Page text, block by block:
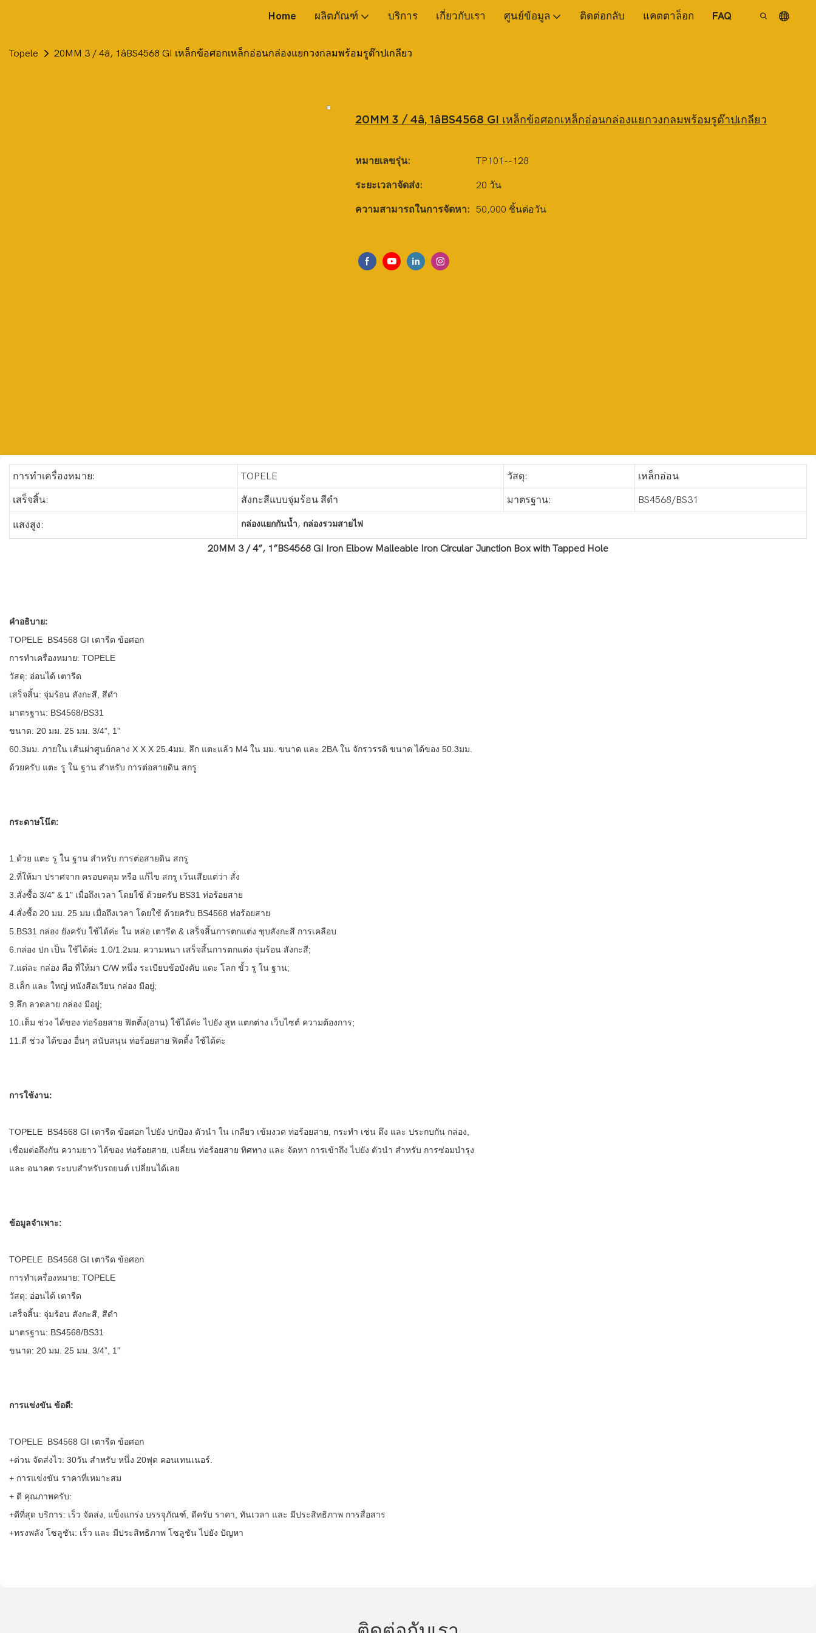
Home ผลิตภัณฑ์ บริการ เกี่ยวกับเรา ศูนย์ข้อมูล ติดต่อกลับ แคตตาล็อก FAQ
Topele 20MM 3 / 4â, 1âBS4568 GI เหล็กข้อศอกเหล็กอ่อนกล่องแยกวงกลมพร้อมรูต๊าปเกลียว
20MM 3 / 4â, 1âBS4568 GI เหล็กข้อศอกเหล็กอ่อนกล่องแยกวงกลมพร้อมรูต๊าปเกลียว
หมายเลขรุ่น: TP101--128
ระยะเวลาจัดส่ง: 20 วัน
ความสามารถในการจัดหา: 50,000 ชิ้นต่อวัน
การทำเครื่องหมาย: TOPELE วัสดุ: เหล็กอ่อน
เสร็จสิ้น: สังกะสีแบบจุ่มร้อน สีดำ มาตรฐาน: BS4568/BS31
แสงสูง: กล่องแยกกันน้ำ, กล่องรวมสายไฟ
20MM 3 / 4”, 1”BS4568 GI Iron Elbow Malleable Iron Circular Junction Box with Tapped Hole
คำอธิบาย:
TOPELE BS4568 GI เตารีด ข้อศอก
การทำเครื่องหมาย: TOPELE
วัสดุ: อ่อนได้ เตารีด
เสร็จสิ้น: จุ่มร้อน สังกะสี, สีดำ
มาตรฐาน: BS4568/BS31
ขนาด: 20 มม. 25 มม. 3/4”, 1”
60.3มม. ภายใน เส้นผ่าศูนย์กลาง X X X 25.4มม. ลึก แตะแล้ว M4 ใน มม. ขนาด และ 2BA ใน จักรวรรดิ ขนาด ได้ของ 50.3มม.
ด้วยครับ แตะ รู ใน ฐาน สำหรับ การต่อสายดิน สกรู
กระดาษโน๊ต:
1.ด้วย แตะ รู ใน ฐาน สำหรับ การต่อสายดิน สกรู
2.ที่ให้มา ปราศจาก ครอบคลุม หรือ แก้ไข สกรู เว้นเสียแต่ว่า สั่ง
3.สั่งซื้อ 3/4" & 1" เมื่อถึงเวลา โดยใช้ ด้วยครับ BS31 ท่อร้อยสาย
4.สั่งซื้อ 20 มม. 25 มม เมื่อถึงเวลา โดยใช้ ด้วยครับ BS4568 ท่อร้อยสาย
5.BS31 กล่อง ยังครับ ใช้ได้ค่ะ ใน หล่อ เตารีด & เสร็จสิ้นการตกแต่ง ชุบสังกะสี การเคลือบ
6.กล่อง ปก เป็น ใช้ได้ค่ะ 1.0/1.2มม. ความหนา เสร็จสิ้นการตกแต่ง จุ่มร้อน สังกะสี;
7.แต่ละ กล่อง คือ ที่ให้มา C/W หนึ่ง ระเบียบข้อบังคับ แตะ โลก ขั้ว รู ใน ฐาน;
8.เล็ก และ ใหญ่ หนังสือเวียน กล่อง มีอยู่;
9.ลึก ลวดลาย กล่อง มีอยู่;
10.เต็ม ช่วง ได้ของ ท่อร้อยสาย ฟิตติ้ง(อาน) ใช้ได้ค่ะ ไปยัง สูท แตกต่าง เว็บไซต์ ความต้องการ;
11.ดี ช่วง ได้ของ อื่นๆ สนับสนุน ท่อร้อยสาย ฟิตติ้ง ใช้ได้ค่ะ
การใช้งาน:
TOPELE BS4568 GI เตารีด ข้อศอก ไปยัง ปกป้อง ตัวนำ ใน เกลียว เข้มงวด ท่อร้อยสาย, กระทำ เช่น ดึง และ ประกบกัน กล่อง,
เชื่อมต่อถึงกัน ความยาว ได้ของ ท่อร้อยสาย, เปลี่ยน ท่อร้อยสาย ทิศทาง และ จัดหา การเข้าถึง ไปยัง ตัวนำ สำหรับ การซ่อมบำรุง
และ อนาคต ระบบสำหรับรถยนต์ เปลี่ยนได้เลย
ข้อมูลจำเพาะ:
TOPELE BS4568 GI เตารีด ข้อศอก
การทำเครื่องหมาย: TOPELE
วัสดุ: อ่อนได้ เตารีด
เสร็จสิ้น: จุ่มร้อน สังกะสี, สีดำ
มาตรฐาน: BS4568/BS31
ขนาด: 20 มม. 25 มม. 3/4”, 1”
การแข่งขัน ข้อดี:
TOPELE BS4568 GI เตารีด ข้อศอก
+ด่วน จัดส่งไว: 30วัน สำหรับ หนึ่ง 20ฟุต คอนเทนเนอร์.
+ การแข่งขัน ราคาที่เหมาะสม
+ ดี คุณภาพครับ:
+ดีที่สุด บริการ: เร็ว จัดส่ง, แข็งแกร่ง บรรจุุภัณฑ์, ดีครับ ราคา, ทันเวลา และ มีประสิทธิภาพ การสื่อสาร
+ทรงพลัง โซลูชัน: เร็ว และ มีประสิทธิภาพ โซลูชัน ไปยัง ปัญหา